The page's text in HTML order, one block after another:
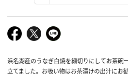
浜名湖産のうなぎ白焼を細切りにしてお茶碗
立てました。お吸い物はお茶漬けの出汁にお